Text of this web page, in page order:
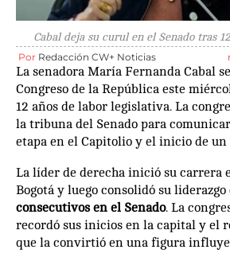
Cabal deja su curul en el Senado tras
Por Redacción CW+ Noticias
La senadora María Fernanda Cabal
Congreso de la República este
12 años de labor legislativa. La
la tribuna del Senado para
etapa en el Capitolio y el inicio de
La líder de derecha inició su carrera
Bogotá y luego consolidó su liderazgo
consecutivos en el Senado. La
recordó sus inicios en la capital y el
que la convirtió en una figura